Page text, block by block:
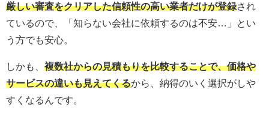
厳しい審査をクリアした信頼性の高い業者だけが登録され
ているので、「知らない会社に依頼するのは不安…」とい
う方でも安心。
しかも、 複数社からの見積もりを比較することで、価格や
サービスの違いも見えてくるから、納得のいく選択がしや
すくなるんです。